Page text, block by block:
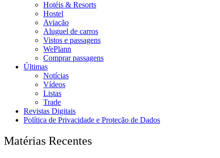
Hotéis & Resorts
Hostel
Aviação
Aluguel de carros
Vistos e passagens
WePlann
Comprar passagens
Últimas
Notícias
Vídeos
Listas
Trade
Revistas Digitais
Política de Privacidade e Proteção de Dados
Matérias Recentes